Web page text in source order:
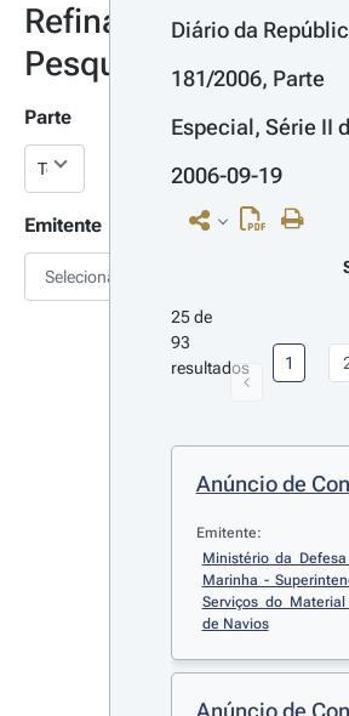
Refinar
Pesquisa
Parte
Emitente
Selecionar
Diário da
181/2006, Parte
Especial, Série II
2006-09-19
25 de
93
resultados
1
Anúncio de
Emitente:
Ministério da
Marinha -
Serviços do
de Navios
Anúncio de